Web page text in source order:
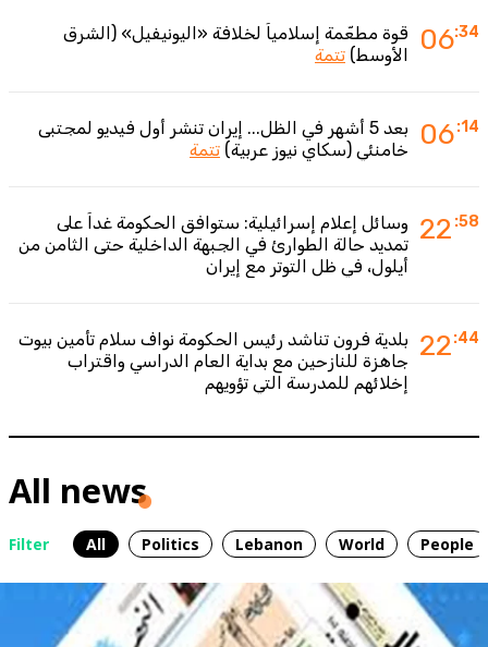
06:34
قوة مطعّمة إسلامياً لخلافة «اليونيفيل» (الشرق
الأوسط) تتمة
06:14
بعد 5 أشهر في الظل... إيران تنشر أول فيديو لمجتبى
خامنئي (سكاي نيوز عربية) تتمة
22 :58
وسائل إعلام إسرائيلية: ستوافق الحكومة غداً على
تمديد حالة الطوارئ في الجبهة الداخلية حتى الثامن من
أيلول، في ظل التوتر مع إيران
22:44
بلدية فرون تناشد رئيس الحكومة نواف سلام تأمين بيوت
جاهزة للنازحين مع بداية العام الدراسي واقتراب
إخلائهم للمدرسة التي تؤويهم
All news
Filter All Politics Lebanon World People